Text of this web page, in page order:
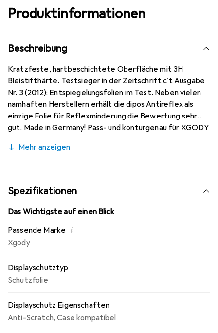
Produktinformationen
Beschreibung
Kratzfeste, hartbeschichtete Oberfläche mit 3H
Bleistifthärte. Testsieger in der Zeitschrift c't Ausgabe
Nr. 3 (2012): Entspiegelungsfolien im Test. Neben vielen
namhaften Herstellern erhält die dipos Antireflex als
einzige Folie für Reflexminderung die Bewertung sehr
gut. Made in Germany! Pass- und konturgenau für XGODY
Kinderleichte Anbringung - 100% blasenfreie Montage bei
verdrängt die Luft beim Aufbringen und schmiegt sich
damit von selbst an das Display an. Keine
Beeinträchtigung der Bedienbarkeit! Die Dipos
Displayschutzfolie bietet ein angenehmes Bediengefühl
Mehr anzeigen
Spezifikationen
Das Wichtigste auf einen Blick
Passende Marke i
Xgody
Displayschutztyp
Schutzfolie
Displayschutz Eigenschaften
Anti-Scratch,Case kompatibel